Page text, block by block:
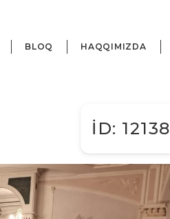
BLOQ HAQQIMIZDA
İD: 12138